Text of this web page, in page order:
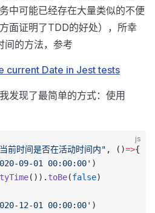
中可能已经存在大量类似的不便
面证明了TDD的好处），所幸
间的方法，参考
current Date in Jest tests
发现了最简单的方式：使用
js
时间是否在活动时间内" , ()=>{
09-01 00:00:00' )
()). toBe(false)
12-01 00:00:00' )